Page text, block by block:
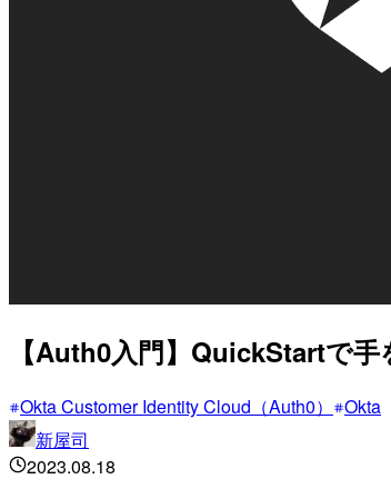
【Auth0入門】QuickStartで
Okta Customer Identity Cloud（Auth0）
Okta
新屋司
2023.08.18